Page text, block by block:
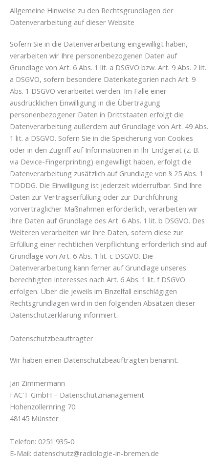
Allgemeine Hinweise zu den Rechtsgrundlagen der
Datenverarbeitung auf dieser Website
Sofern Sie in die Datenverarbeitung eingewilligt haben,
verarbeiten wir Ihre personenbezogenen Daten auf
Grundlage von Art. 6 Abs. 1 lit. a DSGVO bzw. Art. 9 Abs. 2 lit.
a DSGVO, sofern besondere Datenkategorien nach Art. 9
Abs. 1 DSGVO verarbeitet werden. Im Falle einer
ausdrücklichen Einwilligung in die Übertragung
personenbezogener Daten in Drittstaaten erfolgt die
Datenverarbeitung außerdem auf Grundlage von Art. 49 Abs.
1 lit. a DSGVO. Sofern Sie in die Speicherung von Cookies
oder in den Zugriff auf Informationen in Ihr Endgerät (z. B.
via Device-Fingerprinting) eingewilligt haben, erfolgt die
Datenverarbeitung zusätzlich auf Grundlage von § 25 Abs. 1
TDDDG. Die Einwilligung ist jederzeit widerrufbar. Sind Ihre
Daten zur Vertragserfüllung oder zur Durchführung
vorvertraglicher Maßnahmen erforderlich, verarbeiten wir
Ihre Daten auf Grundlage des Art. 6 Abs. 1 lit. b DSGVO. Des
Weiteren verarbeiten wir Ihre Daten, sofern diese zur
Erfüllung einer rechtlichen Verpflichtung erforderlich sind auf
Grundlage von Art. 6 Abs. 1 lit. c DSGVO. Die
Datenverarbeitung kann ferner auf Grundlage unseres
berechtigten Interesses nach Art. 6 Abs. 1 lit. f DSGVO
erfolgen. Über die jeweils im Einzelfall einschlägigen
Rechtsgrundlagen wird in den folgenden Absätzen dieser
Datenschutzerklärung informiert.
Datenschutz­beauftragter
Wir haben einen Datenschutzbeauftragten benannt.
Jan Zimmermann
FAC'T GmbH – Datenschutzmanagement
Hohenzollernring 70
48145 Münster
Telefon: 0251 935-0
E-Mail: datenschutz@radiologie-in-bremen.de